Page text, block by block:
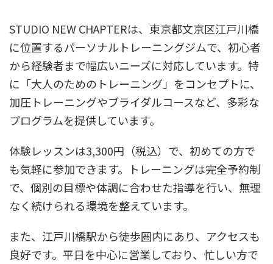
STUDIO NEW CHAPTERは、東京都文京区江戸川橋
に位置するパーソナルトレーニングジムで、初心者
から経験者まで幅広いニーズに対応しています。特
に「大人のためのトレーニング」をコンセプトに、
加圧トレーニングやブライダルコースなど、多彩な
プログラムを提供しています。
体験レッスンは3,300円（税込）で、初めての方で
も気軽に参加できます。トレーニングは完全予約制
で、個別の目標や体調に合わせた指導を行い、無理
なく続けられる環境を整えています。
また、江戸川橋駅から徒歩圏内にあり、アクセスも
良好です。平日を中心に営業しており、忙しい方で